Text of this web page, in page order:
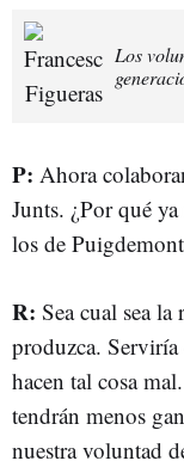
Los
P: Ahora
Junts. ¿Por qué
los de
R: Sea cual sea
produzca.
hacen tal cosa
tendrán menos
nuestra voluntad